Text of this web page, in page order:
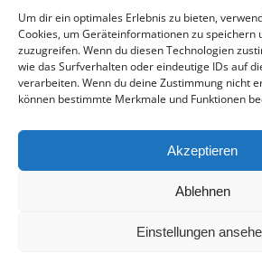
Um dir ein optimales Erlebnis zu bieten,
Cookies, um Geräteinformationen zu speichern
zuzugreifen. Wenn du diesen Technologien
wie das Surfverhalten oder eindeutige IDs auf
verarbeiten. Wenn du deine Zustimmung nicht
können bestimmte Merkmale und Funktionen
Akzeptieren
Ablehnen
Einstellungen
HOME|ÜBER UNS|IMPRESSUM |
BILDNACHWEISE
Copyright 2025